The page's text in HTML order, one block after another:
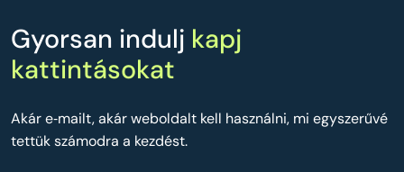
Gyorsan indulj kapj
kattintásokat
Akár e‑mailt, akár weboldalt kell használni, mi egyszerűvé
tettük számodra a kezdést.